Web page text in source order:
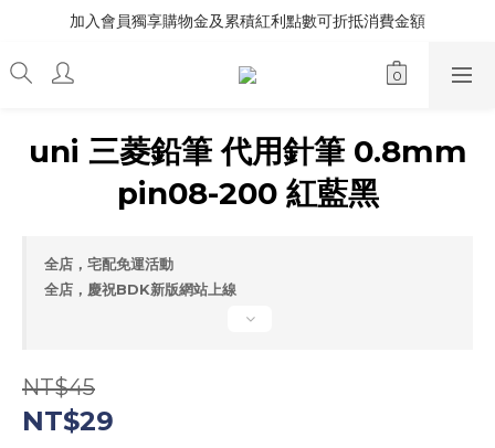
加入會員獨享購物金及累積紅利點數可折抵消費金額
uni 三菱鉛筆 代用針筆 0.8mm
pin08-200 紅藍黑
全店，宅配免運活動
全店，慶祝BDK新版網站上線
NT$45
NT$29